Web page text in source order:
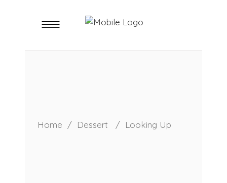
Home / Dessert / Looking Up